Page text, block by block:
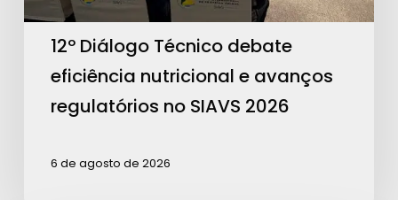
regulatórios
12º Diálogo Técnico debate
eficiência nutricional e avanços
regulatórios no SIAVS 2026
6 de agosto de 2026